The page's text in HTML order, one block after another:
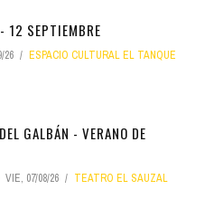
12 SEPTIEMBRE
26 ESPACIO CULTURAL EL TANQUE
GALBÁN - VERANO DE
VIE, 07/08/26 TEATRO EL SAUZAL